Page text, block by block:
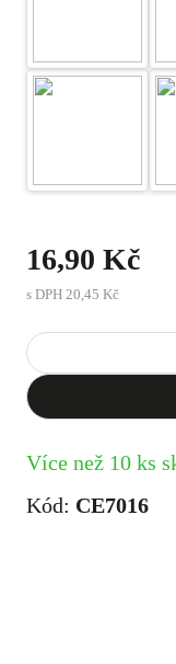
16,90 Kč
s DPH 20,45 Kč
Více než 10 ks
Kód: CE7016